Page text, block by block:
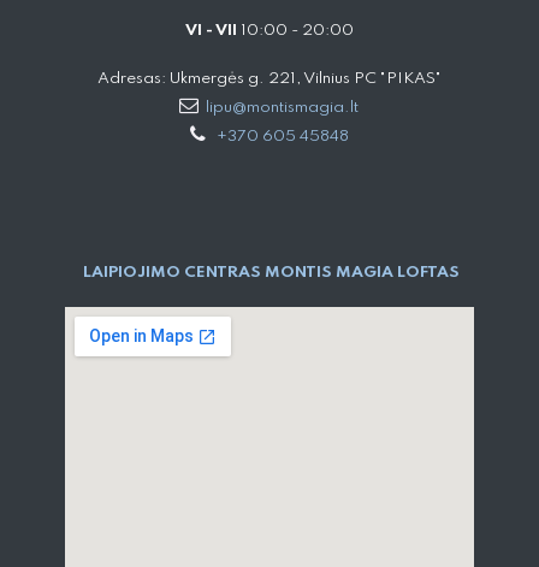
VI - VII 10:00 - 20:00
Adresas: Ukmergės g. 221, Vilnius PC "PIKAS"
lipu@montismagia.lt
+370 605 45848
LAIPIOJIMO CENTRAS MONTIS MAGIA LOFTAS